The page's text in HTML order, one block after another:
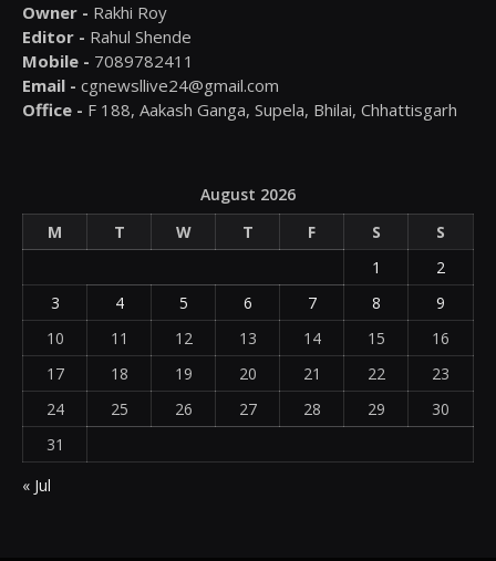
Owner - Rakhi Roy
Editor - Rahul Shende
Mobile - 7089782411
Email - cgnewsllive24@gmail.com
Office - F 188, Aakash Ganga, Supela, Bhilai, Chhattisgarh
August 2026
M
T W T F S
S
1
2
3
4 5 6 7 8
9
10
11 12 13 14 15
16
17
18 19 20 21 22
23
24
25 26 27 28 29
30
31
« Jul